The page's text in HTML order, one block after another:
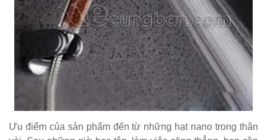
Ưu điểm của sản phẩm đến từ những hạt nano trong thân